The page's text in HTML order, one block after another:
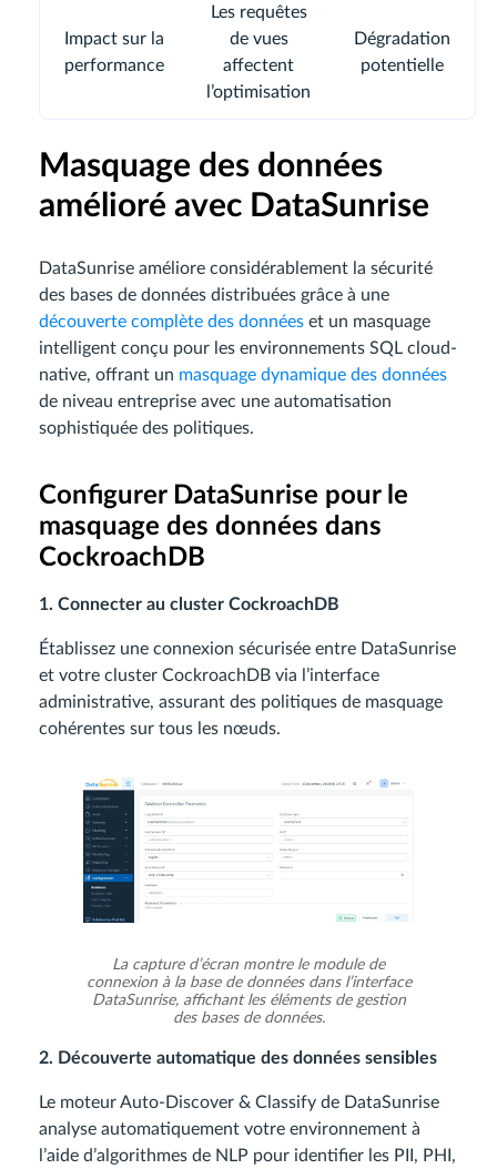
Impact sur la
performance
Les requêtes
de vues
affectent
l’optimisation
Dégradation
potentielle
Masquage des données
amélioré avec DataSunrise
DataSunrise améliore considérablement la sécurité
des bases de données distribuées grâce à une
découverte complète des données et un masquage
intelligent conçu pour les environnements SQL cloud-
native, offrant un masquage dynamique des données
de niveau entreprise avec une automatisation
sophistiquée des politiques.
Configurer DataSunrise pour le
masquage des données dans
CockroachDB
1. Connecter au cluster CockroachDB
Établissez une connexion sécurisée entre DataSunrise
et votre cluster CockroachDB via l’interface
administrative, assurant des politiques de masquage
cohérentes sur tous les nœuds.
La capture d’écran montre le module de
connexion à la base de données dans l’interface
DataSunrise, affichant les éléments de gestion
des bases de données.
2. Découverte automatique des données sensibles
Le moteur Auto-Discover & Classify de DataSunrise
analyse automatiquement votre environnement à
l’aide d’algorithmes de NLP pour identifier les PII, PHI,